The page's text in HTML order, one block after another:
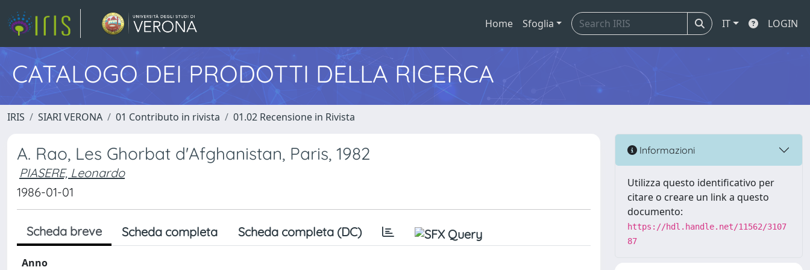
Home Sfoglia IT LOGIN
CATALOGO DEI PRODOTTI DELLA RICERCA
IRIS SIARI VERONA 01 Contributo in rivista 01.02 Recensione in Rivista
A. Rao, Les Ghorbat d'Afghanistan, Paris, 1982
PIASERE, Leonardo
1986-01-01
Scheda breve Scheda completa Scheda completa (DC)
Anno
Informazioni
Utilizza questo identificativo per
citare o creare un link a questo
documento:
https://hdl.handle.net/11562/3107
87